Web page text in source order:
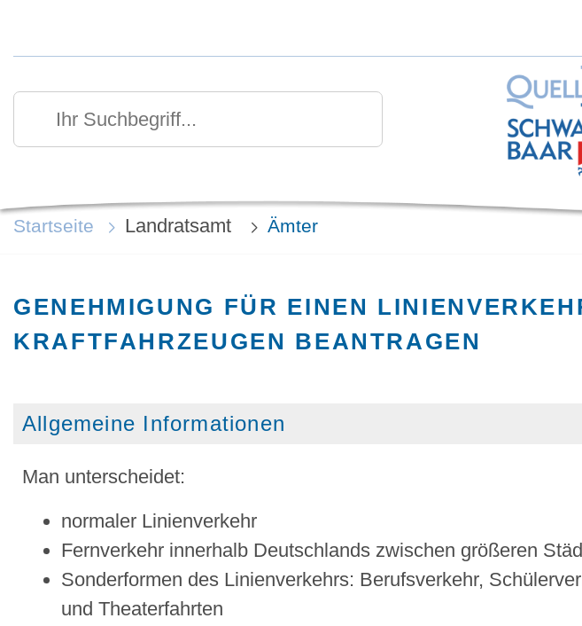
Ihr Suchbegriff
Suchen
Startseite Landratsamt Ämter
GENEHMIGUNG FÜR EINEN
KRAFTFAHRZEUGEN BEANTRAGEN
Allgemeine Informationen
Man unterscheidet:
normaler Linienverkehr
Fernverkehr innerhalb Deutschlands zwischen größeren
Sonderformen des Linienverkehrs: Berufsverkehr,
und Theaterfahrten